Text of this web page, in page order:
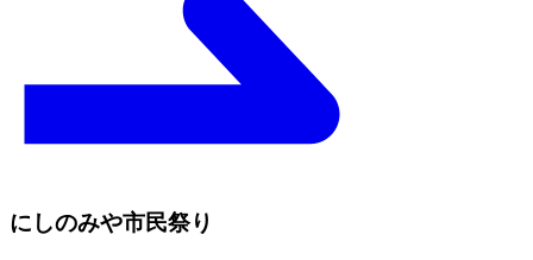
にしのみや市民祭り